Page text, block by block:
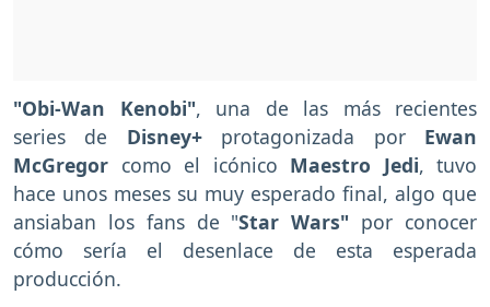
"Obi-Wan Kenobi", una de las más recientes
series de Disney+ protagonizada por Ewan
McGregor como el icónico Maestro Jedi, tuvo
hace unos meses su muy esperado final, algo que
ansiaban los fans de "Star Wars" por conocer
cómo sería el desenlace de esta esperada
producción.